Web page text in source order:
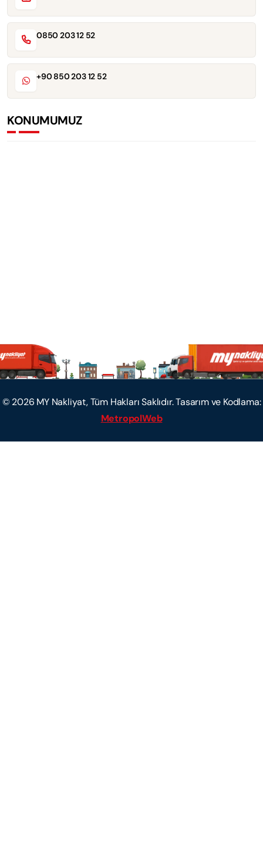
0850 203 12 52
+90 850 203 12 52
KONUMUMUZ
© 2026 MY Nakliyat, Tüm Hakları Saklıdır. Tasarım ve Kodlama:
MetropolWeb